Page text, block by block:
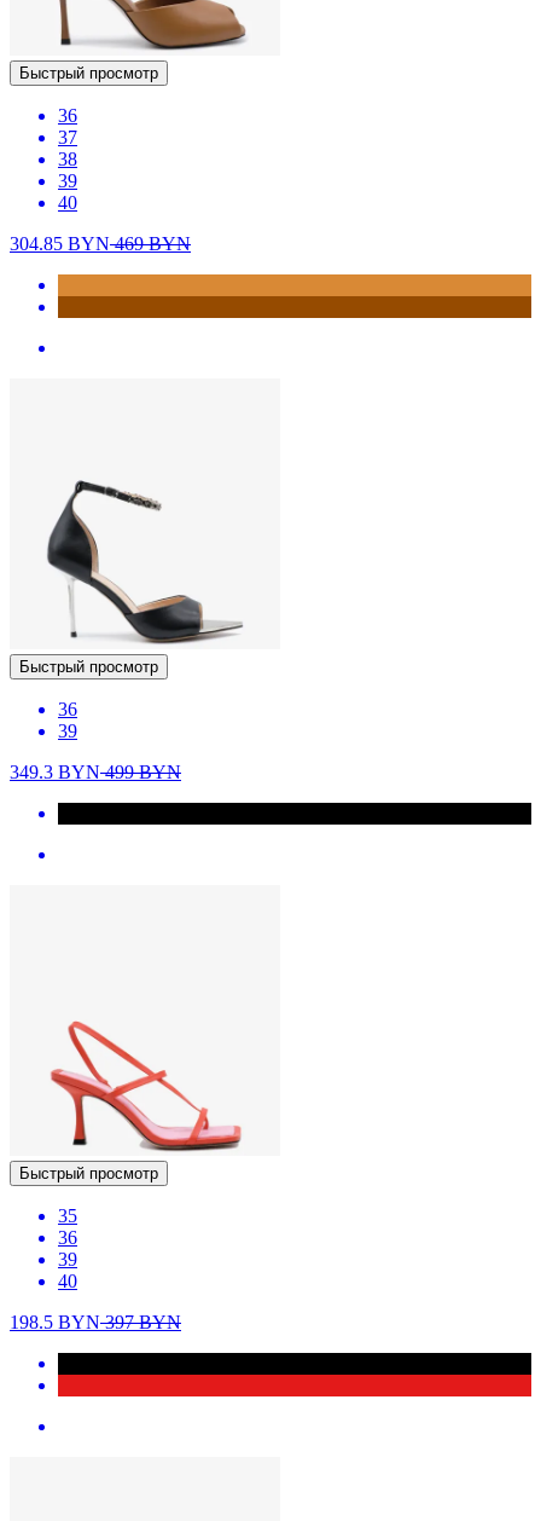
Быстрый просмотр
36
37
38
39
40
304.85 BYN469BYN
Быстрый просмотр
36
39
349.3 BYN499BYN
Быстрый просмотр
35
36
39
40
198.5 BYN397BYN